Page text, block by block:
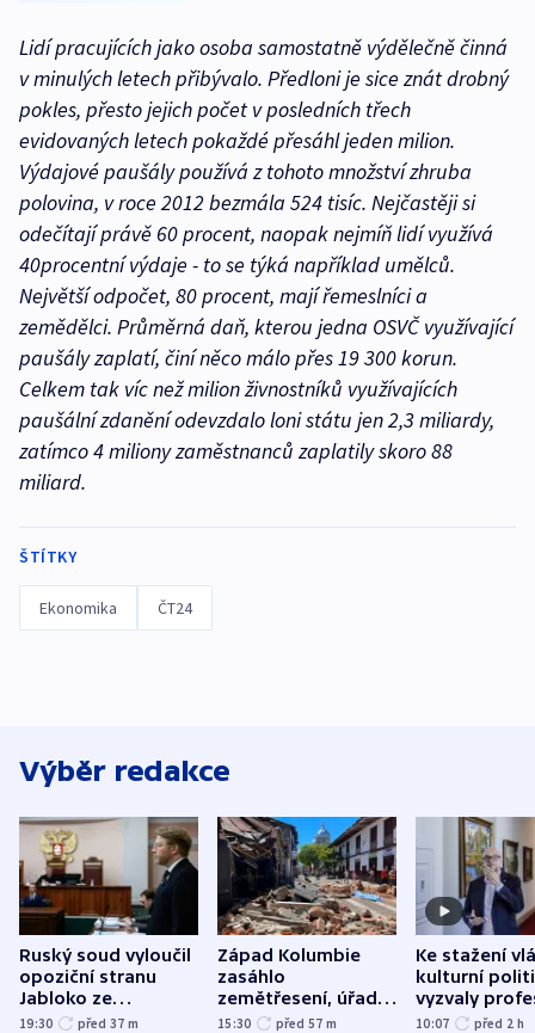
Lidí pracujících jako osoba samostatně výdělečně činná
v minulých letech přibývalo. Předloni je sice znát drobný
pokles, přesto jejich počet v posledních třech
evidovaných letech pokaždé přesáhl jeden milion.
Výdajové paušály používá z tohoto množství zhruba
polovina, v roce 2012 bezmála 524 tisíc. Nejčastěji si
odečítají právě 60 procent, naopak nejmíň lidí využívá
40procentní výdaje - to se týká například umělců.
Největší odpočet, 80 procent, mají řemeslníci a
zemědělci. Průměrná daň, kterou jedna OSVČ využívající
paušály zaplatí, činí něco málo přes 19 300 korun.
Celkem tak víc než milion živnostníků využívajících
paušální zdanění odevzdalo loni státu jen 2,3 miliardy,
zatímco 4 miliony zaměstnanců zaplatily skoro 88
miliard.
ŠTÍTKY
Ekonomika ČT24
Výběr redakce
Ruský soud vyloučil
opoziční stranu
Jabloko ze
zářijových „voleb“
19:30 před 37 m
Západ Kolumbie
zasáhlo
zemětřesení, úřady
hlásí přes sto obětí
15:30 před 57 m
Ke stažení
kulturní
vyzvaly
organizace,
10:07 před 2 h